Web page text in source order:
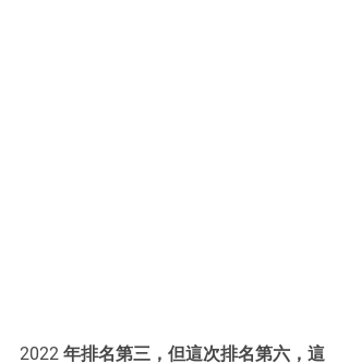
2022 年排名第三，但這次排名第六，這